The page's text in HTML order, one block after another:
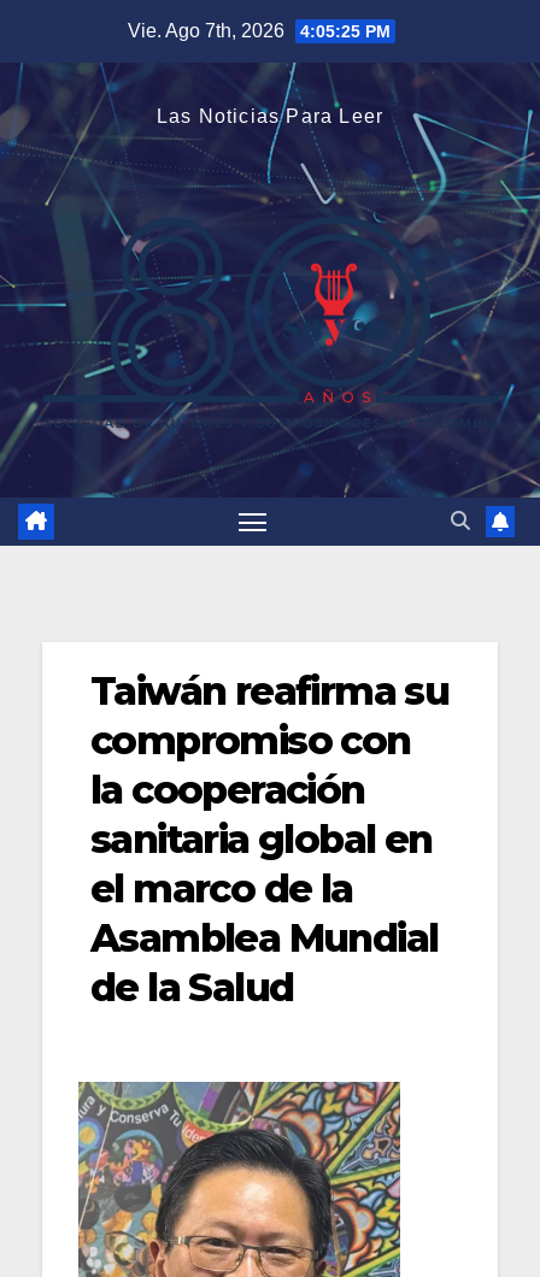
contenido
Vie. Ago 7th, 2026 4:05:25 PM
Las Noticias Para Leer
Taiwán reafirma su
compromiso con
la cooperación
sanitaria global en
el marco de la
Asamblea Mundial
de la Salud